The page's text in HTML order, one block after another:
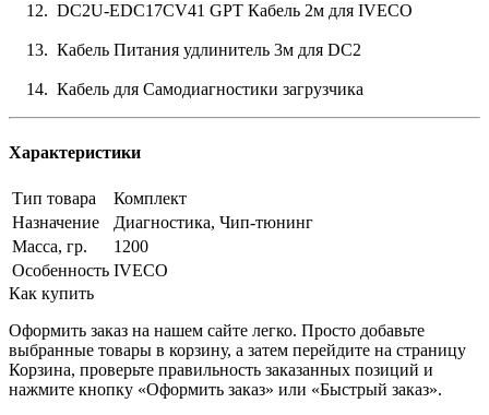
DC2U-EDC17CV41 GPT Кабель 2м для IVECO
Кабель Питания удлинитель 3м для DC2
Кабель для Самодиагностики загрузчика
Характеристики
Тип товара
Комплект
Назначение
Диагностика, Чип-тюнинг
Масса, гр.
1200
Особенность IVECO
Как купить
Оформить заказ на нашем сайте легко. Просто добавьте
выбранные товары в корзину, а затем перейдите на страницу
Корзина, проверьте правильность заказанных позиций и
нажмите кнопку «Оформить заказ» или «Быстрый заказ».